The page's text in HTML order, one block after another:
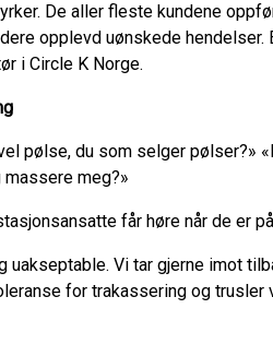
De aller fleste kundene
opplevd uønskede
i Circle K Norge.
pølse, du som selger pølser?»
meg?»
får høre når de er
uakseptable. Vi tar gjerne imot
for trakassering og